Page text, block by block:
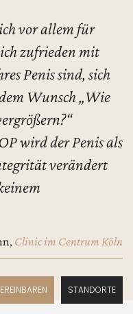
vor allem für
zufrieden mit
Penis sind, sich
Wunsch „Wie
wird der Penis als
verändert
, Clinic im Centrum Köln
STANDORTE